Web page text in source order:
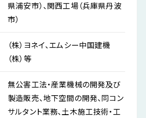
県浦安市）、関西工場（兵庫県丹波
市）
（株）ヨネイ、エムシー中国建機
（株）等
無公害工法・産業機械の開発及び
製造販売、地下空間の開発、同コン
サルタント業務、土木施工技術・工